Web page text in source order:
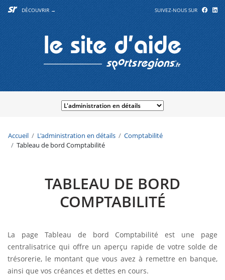
DÉCOUVRIR → SUIVEZ-NOUS SUR
Accueil L'administration en détails
Comptabilité
Tableau de bord Comptabilité
TABLEAU DE BORD
COMPTABILITÉ
La page Tableau de bord Comptabilité est une page
centralisatrice qui offre un aperçu rapide de votre solde de
trésorerie, le montant que vous avez à remettre en banque,
ainsi que vos créances et dettes en cours.